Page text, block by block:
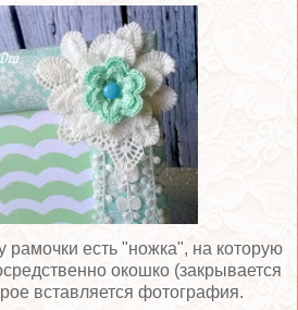
рамочки есть "ножка", на которую
окошко (закрывается
вставляется фотография.